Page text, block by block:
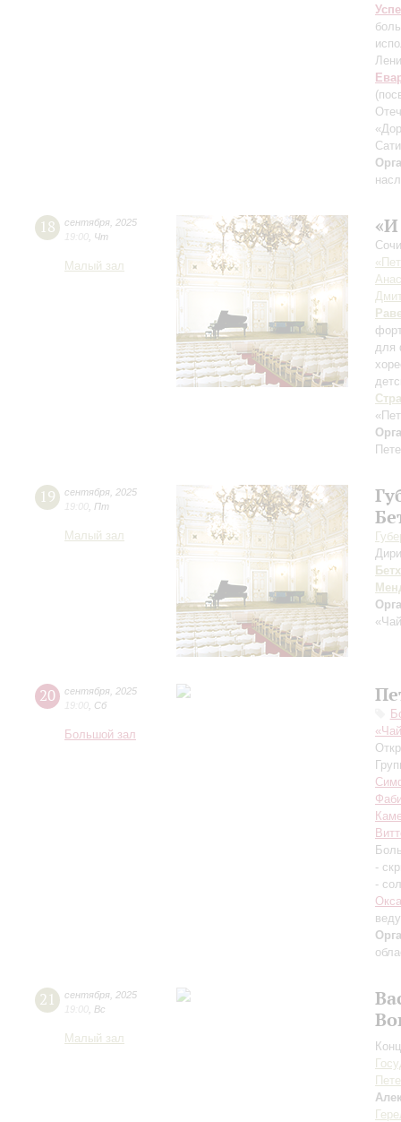
18 сентября 2025
19:00 Чт
Малый зал
«И
для
19 сентября 2025
19:00 Пт
Малый зал
20 сентября 2025
19:00 Сб
Большой зал
-
-
21 сентября 2025
19:00 Вс
Малый зал